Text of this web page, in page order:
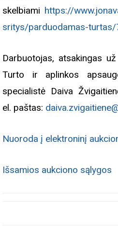
skelbiami https://
sritys/parduodamas-turtas/
Darbuotojas, atsakingas
Turto ir aplinkos
specialistė Daiva
el. paštas:
Nuoroda į elektroninį
Išsamios aukciono sąlygos